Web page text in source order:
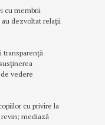
cu membrii
dezvoltat relații
vedere
cu privire la
mediază